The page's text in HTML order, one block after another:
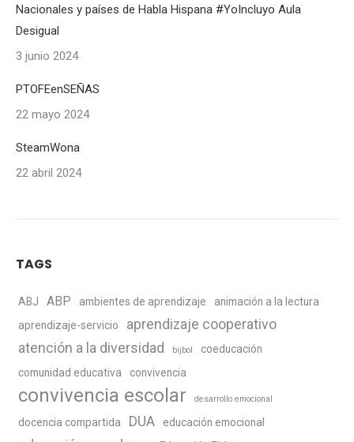
Nacionales y países de Habla Hispana #YoIncluyo Aula
Desigual
3 junio 2024
PTOFEenSEÑAS
22 mayo 2024
SteamWona
22 abril 2024
TAGS
ABJ ABP ambientes de aprendizaje
animación a la lectura
aprendizaje-servicio
aprendizaje cooperativo
atención a la diversidad
bijbol
coeducación
comunidad educativa
convivencia
convivencia escolar desarrollo emocional
docencia compartida DUA educación emocional